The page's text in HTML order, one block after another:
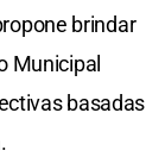
brindar
Municipal
basadas